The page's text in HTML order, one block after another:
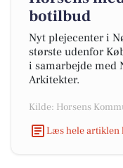
botilbud
Nyt plejecenter i
største udenfor
i samarbejde med
Arkitekter.
Kilde: Horsens
Læs hele artiklen